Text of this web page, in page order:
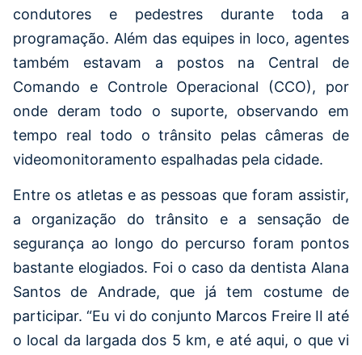
condutores e pedestres durante toda a
programação. Além das equipes in loco, agentes
também estavam a postos na Central de
Comando e Controle Operacional (CCO), por
onde deram todo o suporte, observando em
tempo real todo o trânsito pelas câmeras de
videomonitoramento espalhadas pela cidade.
Entre os atletas e as pessoas que foram assistir,
a organização do trânsito e a sensação de
segurança ao longo do percurso foram pontos
bastante elogiados. Foi o caso da dentista Alana
Santos de Andrade, que já tem costume de
participar. “Eu vi do conjunto Marcos Freire II até
o local da largada dos 5 km, e até aqui, o que vi